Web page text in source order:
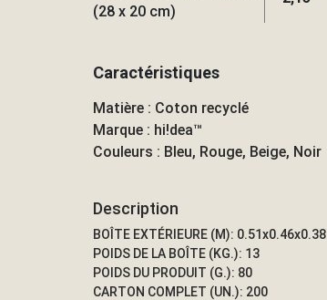
(28 x 20 cm)
Caractéristiques
Matière : Coton recyclé
Marque : hi!dea™
Couleurs : Bleu, Rouge, Beige, Noir
Description
BOÎTE EXTÉRIEURE (M): 0.51x0.46x0.38
POIDS DE LA BOÎTE (KG.): 13
POIDS DU PRODUIT (G.): 80
CARTON COMPLET (UN.): 200